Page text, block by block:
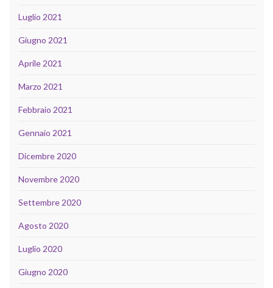
Luglio 2021
Giugno 2021
Aprile 2021
Marzo 2021
Febbraio 2021
Gennaio 2021
Dicembre 2020
Novembre 2020
Settembre 2020
Agosto 2020
Luglio 2020
Giugno 2020